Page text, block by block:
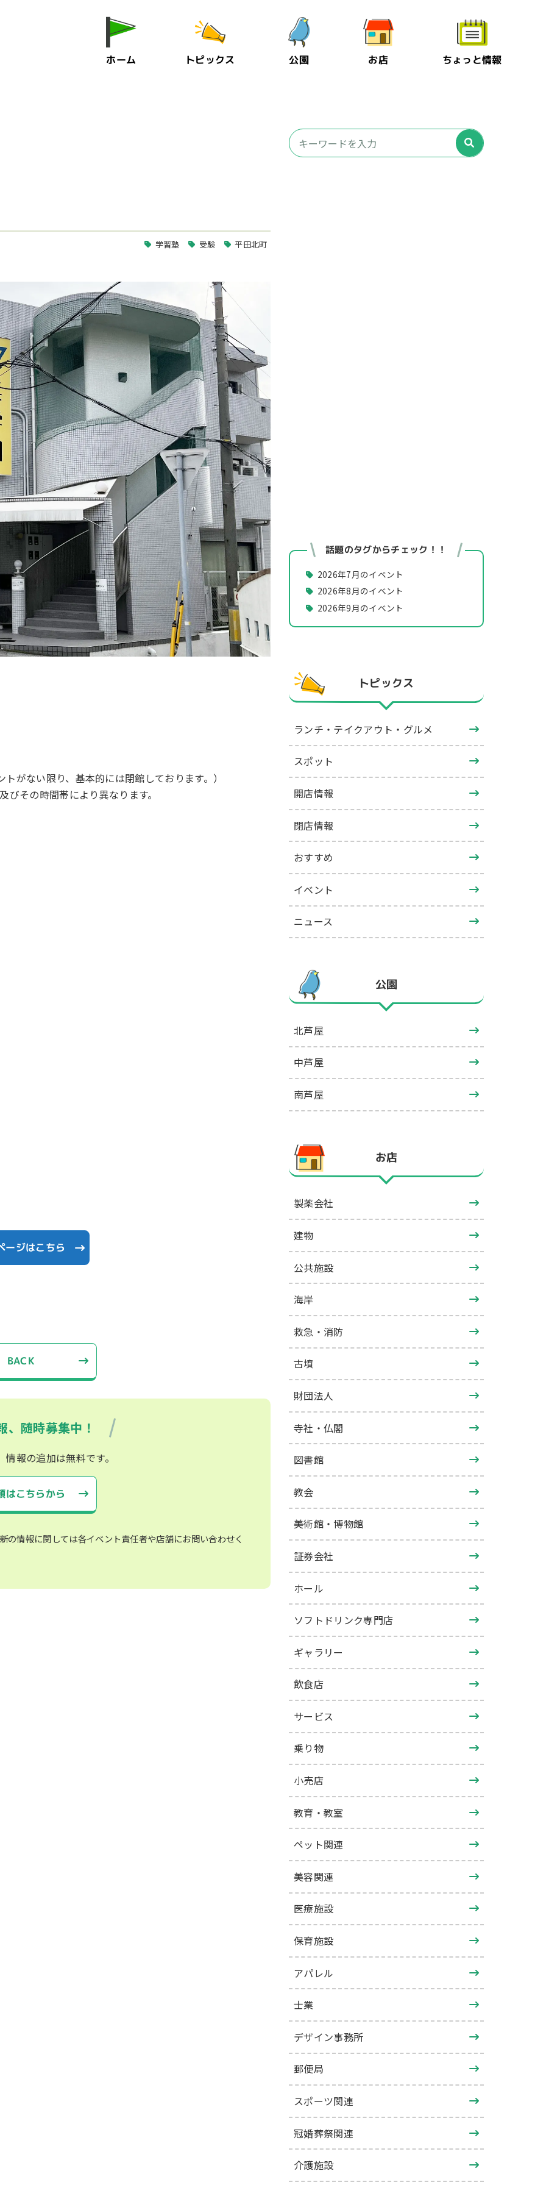
ホーム トピックス 公園 お店 ちょっと情報
学習塾 受験 平田北町
がない限り、基本的には閉館しております。）
その時間帯により異なります。
ージはこちら
BACK
、随時募集中！
報の追加は無料です。
はこちらから
情報に関しては各イベント責任者や店舗にお問い合わせく
話題のタグからチェック！！
2026年7月のイベント
2026年8月のイベント
2026年9月のイベント
トピックス
ランチ・テイクアウト・グルメ
スポット
開店情報
閉店情報
おすすめ
イベント
ニュース
公園
北芦屋
中芦屋
南芦屋
お店
製薬会社
建物
公共施設
海岸
救急・消防
古墳
財団法人
寺社・仏閣
図書館
教会
美術館・博物館
証券会社
ホール
ソフトドリンク専門店
ギャラリー
飲食店
サービス
乗り物
小売店
教育・教室
ペット関連
美容関連
医療施設
保育施設
アパレル
士業
デザイン事務所
郵便局
スポーツ関連
冠婚葬祭関連
介護施設